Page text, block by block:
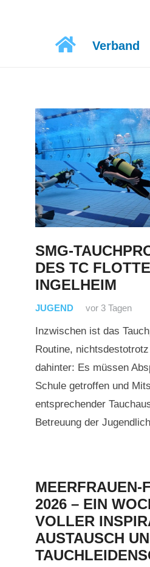
Verband
SMG-
DES TC
INGELHEIM
JUGEND vor 3 Tagen
Inzwischen ist das
Routine,
dahinter: Es müssen
Schule getroffen und
entsprechender
Betreuung der
MEERFRAUEN-
2026 – EIN
VOLLER
AUSTAUSCH